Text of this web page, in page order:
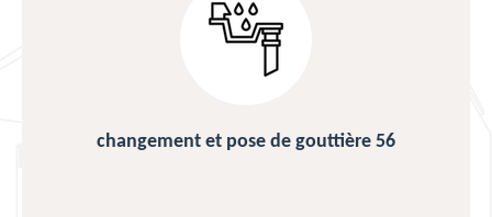
changement et pose de gouttière 56